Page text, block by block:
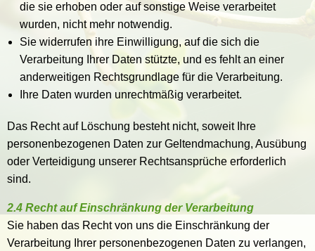
die sie erhoben oder auf sonstige Weise verarbeitet
wurden, nicht mehr notwendig.
Sie widerrufen ihre Einwilligung, auf die sich die
Verarbeitung Ihrer Daten stützte, und es fehlt an einer
anderweitigen Rechtsgrundlage für die Verarbeitung.
Ihre Daten wurden unrechtmäßig verarbeitet.
Das Recht auf Löschung besteht nicht, soweit Ihre
personenbezogenen Daten zur Geltendmachung, Ausübung
oder Verteidigung unserer Rechtsansprüche erforderlich
sind.
2.4 Recht auf Einschränkung der Verarbeitung
Sie haben das Recht von uns die Einschränkung der
Verarbeitung Ihrer personenbezogenen Daten zu verlangen,